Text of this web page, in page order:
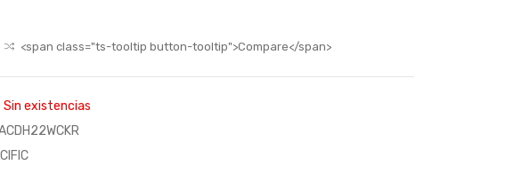
<span class="ts-tooltip button-tooltip">Compare</span>
Sin existencias